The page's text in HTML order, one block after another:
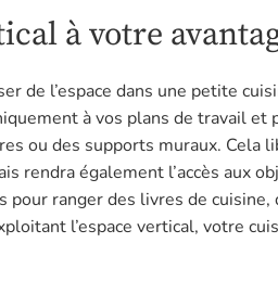
à votre
de l’espace dans une petite
à vos plans de travail et
ou des supports muraux. Cela
rendra également l’accès aux
ranger des livres de cuisine,
l’espace vertical, votre